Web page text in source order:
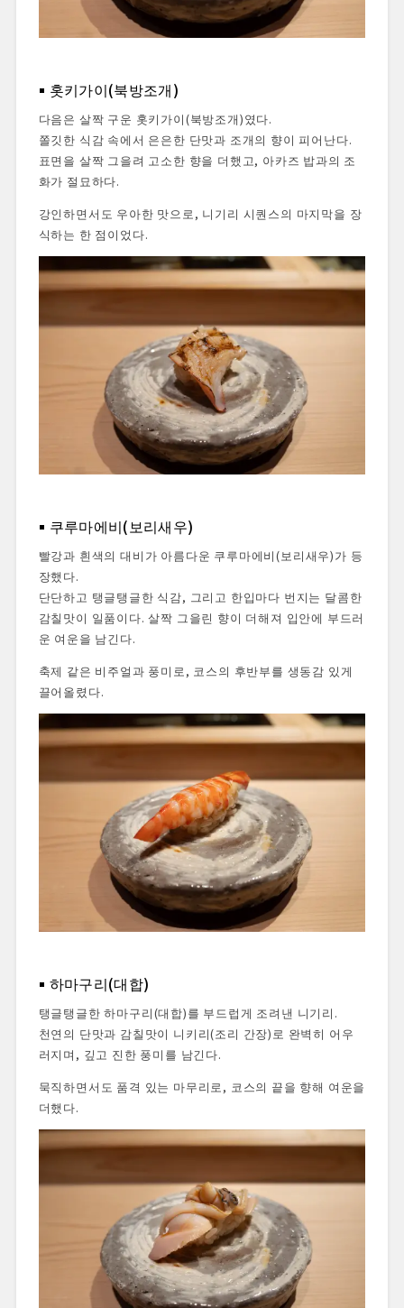
홋키가이(북방조개)
다음은 살짝 구운 홋키가이(북방조개)였다.
쫄깃한 식감 속에서 은은한 단맛과 조개의 향이 피어난다.
표면을 살짝 그을려 고소한 향을 더했고, 아카즈 밥과의 조
화가 절묘하다.
강인하면서도 우아한 맛으로, 니기리 시퀀스의 마지막을 장
식하는 한 점이었다.
쿠루마에비(보리새우)
빨강과 흰색의 대비가 아름다운 쿠루마에비(보리새우)가 등
장했다.
단단하고 탱글탱글한 식감, 그리고 한입마다 번지는 달콤한
감칠맛이 일품이다. 살짝 그을린 향이 더해져 입안에 부드러
운 여운을 남긴다.
축제 같은 비주얼과 풍미로, 코스의 후반부를 생동감 있게
끌어올렸다.
하마구리(대합)
탱글탱글한 하마구리(대합)를 부드럽게 조려낸 니기리.
천연의 단맛과 감칠맛이 니키리(조리 간장)로 완벽히 어우
러지며, 깊고 진한 풍미를 남긴다.
묵직하면서도 품격 있는 마무리로, 코스의 끝을 향해 여운을
더했다.